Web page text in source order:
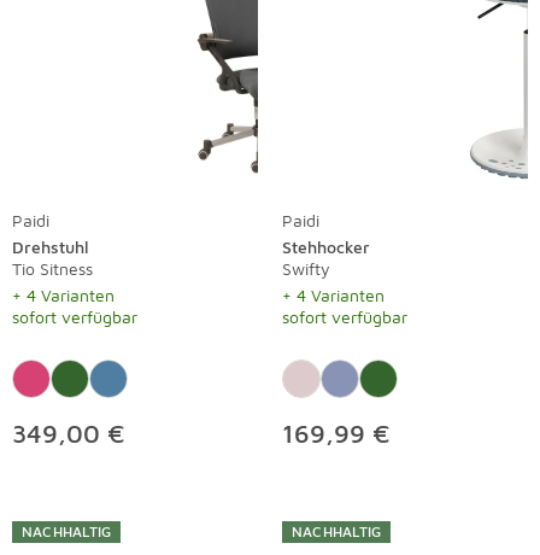
Paidi
Drehstuhl
Tio Sitness
+ 4 Varianten
sofort verfügbar
349,00 €
Paidi
Stehhocker
Swifty
+ 4 Varianten
sofort verfügbar
169,99 €
NACHHALTIG NACHHALTIG